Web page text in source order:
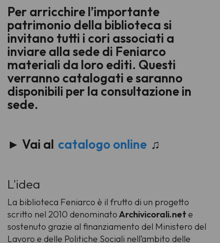
Per arricchire l’importante
patrimonio della biblioteca si
invitano tutti i cori associati a
inviare alla sede di Feniarco
materiali da loro editi. Questi
verranno catalogati e saranno
disponibili per la consultazione in
sede.
► Vai al catalogo online ♫
L'idea
La biblioteca Feniarco è il frutto di un progetto
scritto nel 2010 denominatoArchivicorali.nete
sostenuto grazie al finanziamento del Ministero del
Lavoro e delle Politiche Sociali nell’ambito delle